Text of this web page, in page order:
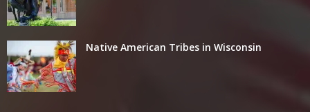
Native American Tribes in Wisconsin